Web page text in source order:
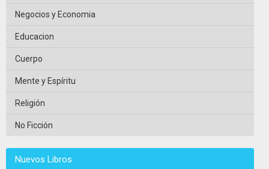
Negocios y Economia
Educacion
Cuerpo
Mente y Espíritu
Religión
No Ficción
Nuevos Libros